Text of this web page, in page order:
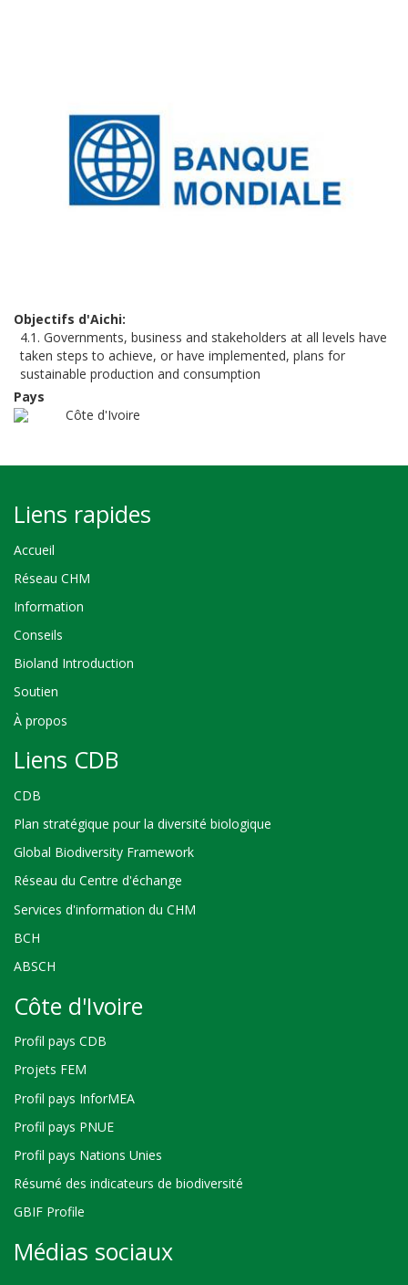
Objectifs d'Aichi
4.1. Governments, business and stakeholders at all levels have
taken steps to achieve, or have implemented, plans for
sustainable production and consumption
Pays
Côte d'Ivoire
Liens rapides
Accueil
Réseau CHM
Information
Conseils
Bioland Introduction
Soutien
À propos
Liens CDB
CDB
Plan stratégique pour la diversité biologique
Global Biodiversity Framework
Réseau du Centre d'échange
Services d'information du CHM
BCH
ABSCH
Côte d'Ivoire
Profil pays CDB
Projets FEM
Profil pays InforMEA
Profil pays PNUE
Profil pays Nations Unies
Résumé des indicateurs de biodiversité
GBIF Profile
Médias sociaux